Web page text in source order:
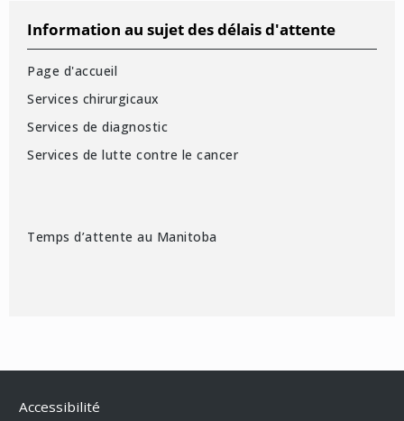
Information au sujet des délais d'attente
Page d'accueil
Services chirurgicaux
Services de diagnostic
Services de lutte contre le cancer
Temps d’attente au Manitoba
Accessibilité